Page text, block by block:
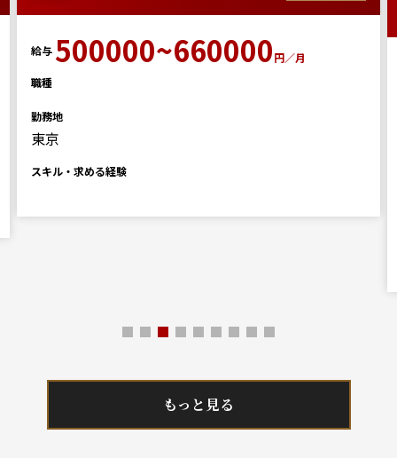
給与 500000~660000円／月
職種
勤務地
東京
スキル・求める経験
もっと見る